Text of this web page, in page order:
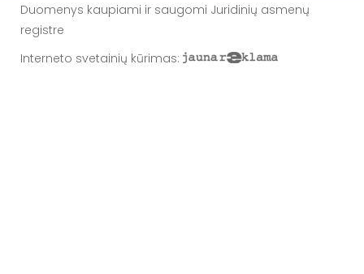
Duomenys kaupiami ir saugomi Juridinių asmenų
registre
Interneto svetainių kūrimas: